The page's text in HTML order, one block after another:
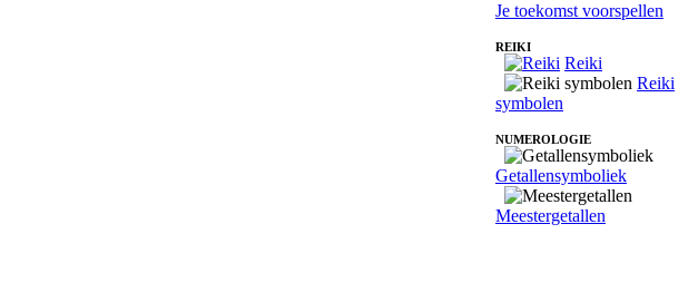
Je toekomst voorspellen
REIKI
Reiki
Reiki
symbolen
NUMEROLOGIE
Getallensymboliek
Meestergetallen